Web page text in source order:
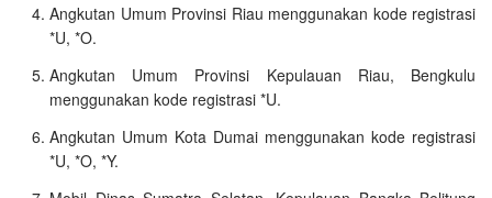
Angkutan Umum Provinsi Riau menggunakan kode registrasi
*U, *O.
Angkutan Umum Provinsi Kepulauan Riau, Bengkulu
menggunakan kode registrasi *U.
Angkutan Umum Kota Dumai menggunakan kode registrasi
*U, *O, *Y.